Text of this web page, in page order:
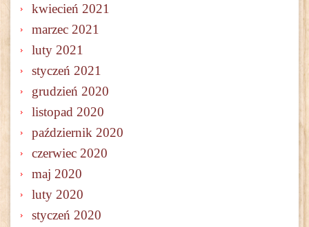
kwiecień 2021
marzec 2021
luty 2021
styczeń 2021
grudzień 2020
listopad 2020
październik 2020
czerwiec 2020
maj 2020
luty 2020
styczeń 2020